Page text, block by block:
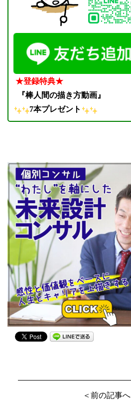
★登録特典★
『棒人間の描き方動画』
7本プレゼント
＜前の記事へ